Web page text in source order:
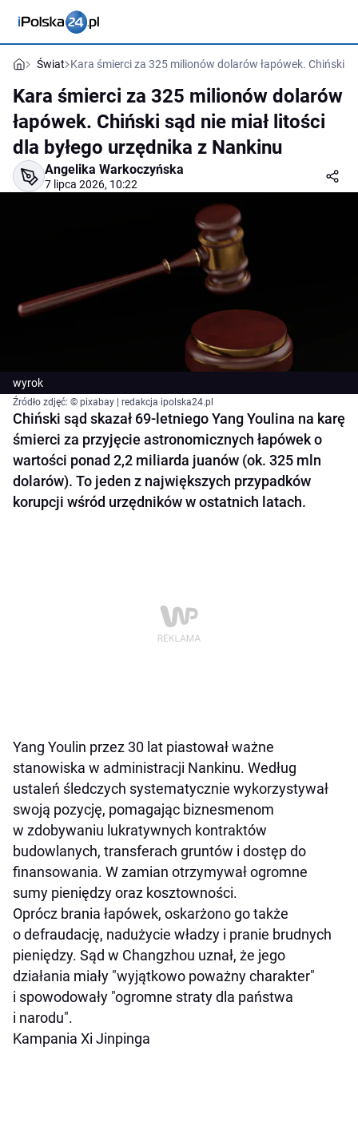
Świat Kara śmierci za 325 milionów dolarów łapówek. Chiński
Kara śmierci za 325 milionów dolarów
łapówek. Chiński sąd nie miał litości
dla byłego urzędnika z Nankinu
Angelika Warkoczyńska
7 lipca 2026, 10:22
wyrok
Źródło zdjęć: © pixabay | redakcja ipolska24.pl
Chiński sąd skazał 69-letniego Yang Youlina na karę
śmierci za przyjęcie astronomicznych łapówek o
wartości ponad 2,2 miliarda juanów (ok. 325 mln
dolarów). To jeden z największych przypadków
korupcji wśród urzędników w ostatnich latach.
Yang Youlin przez 30 lat piastował ważne
stanowiska w administracji Nankinu. Według
ustaleń śledczych systematycznie wykorzystywał
swoją pozycję, pomagając biznesmenom
w zdobywaniu lukratywnych kontraktów
budowlanych, transferach gruntów i dostęp do
finansowania. W zamian otrzymywał ogromne
sumy pieniędzy oraz kosztowności.
Oprócz brania łapówek, oskarżono go także
o defraudację, nadużycie władzy i pranie brudnych
pieniędzy. Sąd w Changzhou uznał, że jego
działania miały "wyjątkowo poważny charakter"
i spowodowały "ogromne straty dla państwa
i narodu".
Kampania Xi Jinpinga